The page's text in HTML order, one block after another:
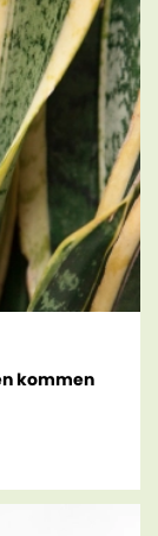
kommen